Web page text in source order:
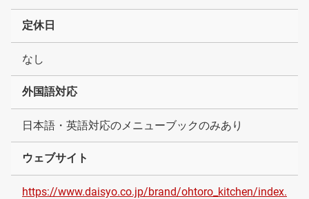
定休日
なし
外国語対応
日本語・英語対応のメニューブックのみあり
ウェブサイト
https://www.daisyo.co.jp/brand/ohtoro_kitchen/index.